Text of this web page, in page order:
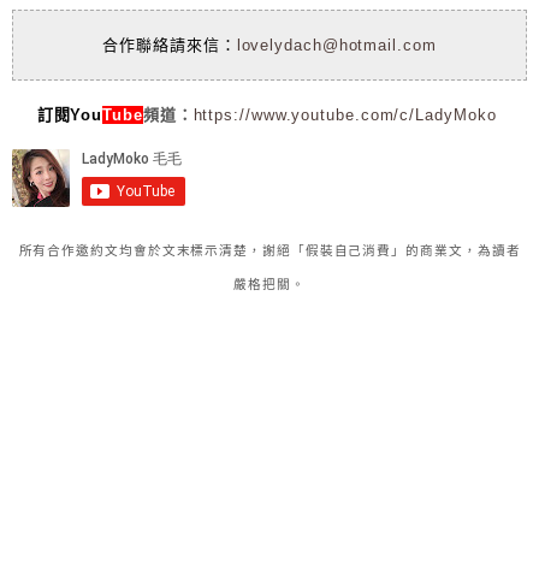
合作聯絡請來信： lovelydach@hotmail.com
訂閱YouTube頻道： https://www.youtube.com/c/LadyMoko
所有合作邀約文均會於文末標示清楚，謝絕「假裝自己消費」的商業文，為讀者
嚴格把關。